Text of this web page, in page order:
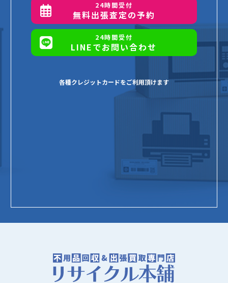
24時間受付
無料出張査定の予約
24時間受付
LINEでお問い合わせ
各種クレジットカードをご利用頂けます